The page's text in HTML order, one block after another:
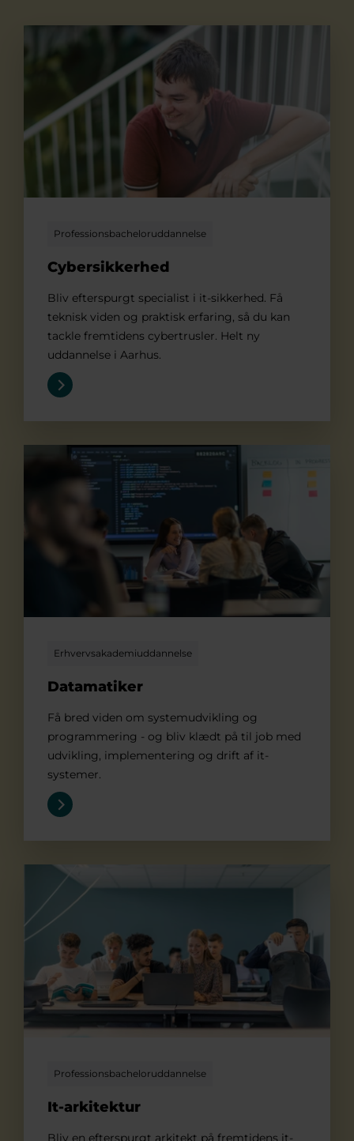
Professionsbacheloruddannelse
Cybersikkerhed
Bliv efterspurgt specialist i it-sikkerhed. Få
teknisk viden og praktisk erfaring, så du kan
tackle fremtidens cybertrusler. Helt ny
uddannelse i Aarhus.
Erhvervsakademiuddannelse
Datamatiker
Få bred viden om systemudvikling og
programmering - og bliv klædt på til job med
udvikling, implementering og drift af it-
systemer.
Datamatiker
Professionsbacheloruddannelse
It-arkitektur
Bliv en efterspurgt arkitekt på fremtidens it-
It-arkitektur